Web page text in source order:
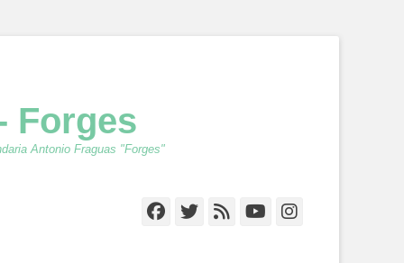
Forges
Antonio Fraguas "Forges"
Facebook
Twitter
Feed YouTube